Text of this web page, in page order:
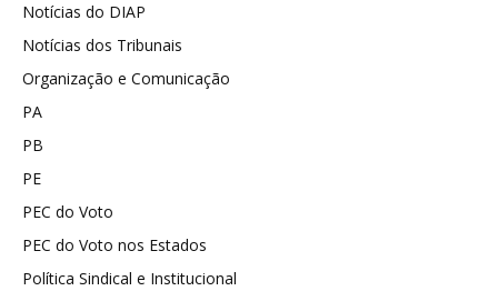
Notícias do DIAP
Notícias dos Tribunais
Organização e Comunicação
PA
PB
PE
PEC do Voto
PEC do Voto nos Estados
Política Sindical e Institucional